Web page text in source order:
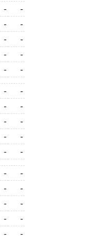
-
-
-
-
-
-
-
-
- -
-
-
-
-
-
-
-
-
- -
-
-
-
-
-
-
-
-
- -